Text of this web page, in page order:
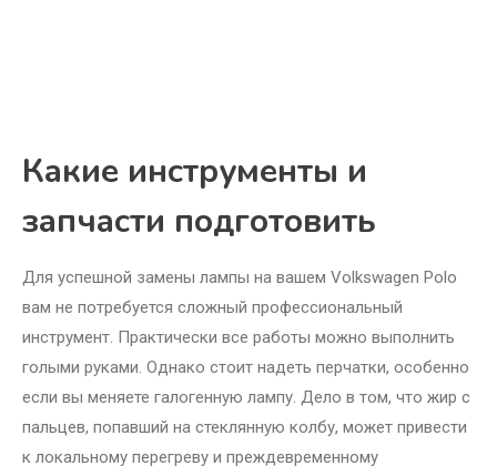
Какие инструменты и
запчасти подготовить
Для успешной замены лампы на вашем Volkswagen Polo
вам не потребуется сложный профессиональный
инструмент. Практически все работы можно выполнить
голыми руками. Однако стоит надеть перчатки, особенно
если вы меняете галогенную лампу. Дело в том, что жир с
пальцев, попавший на стеклянную колбу, может привести
к локальному перегреву и преждевременному